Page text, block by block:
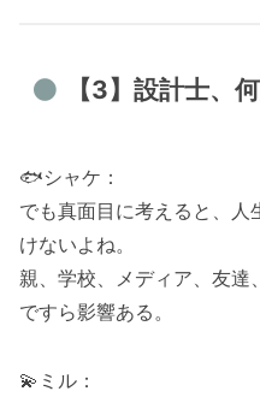
【3】設計士、
🐟シャケ：
でも真面目に考えると、人
けないよね。
親、学校、メディア、友
ですら影響ある。
💫ミル：